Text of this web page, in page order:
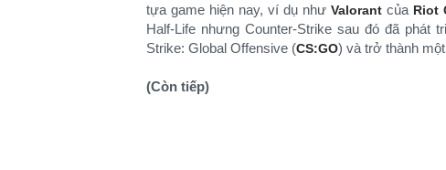
tựa game hiện nay, ví dụ nhưValorant của Riot
Half-Life nhưng Counter-Strike sau đó đã phát
Strike: Global Offensive (CS:GO) và trở thành
(Còn tiếp)